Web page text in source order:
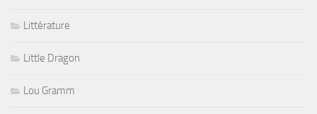
Littérature
Little Dragon
Lou Gramm